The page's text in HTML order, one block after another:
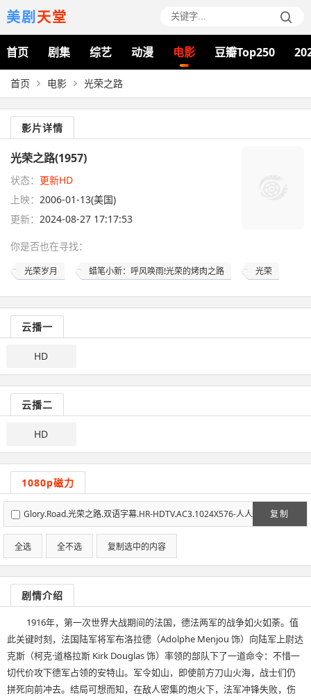
美剧天堂
首页 剧集 综艺 动漫 电影 豆瓣Top250
首页 电影 光荣之路
影片详情
光荣之路(1957)
状态： 更新HD
上映： 2006-01-13(美国)
更新： 2024-08-27 17:17:53
你是否也在寻找：
光荣岁月 蜡笔小新：呼风唤雨!光荣的烤肉之路 光荣
云播一
HD
云播二
HD
1080p磁力
复制
Glory.Road.光荣之路.双语字幕.HR-HDTV.AC3.1024X576-人人
影视制作.mkv
全选 全不选 复制选中的内容
剧情介绍
1916年，第一次世界大战期间的法国，德法两军的战争如火如荼。值
此关键时刻，法国陆军将军布洛拉德（Adolphe Menjou 饰）向陆军上尉达
克斯（柯克·道格拉斯 Kirk Douglas 饰）率领的部队下了一道命令：不惜一
切代价攻下德军占领的安特山。军令如山，即使前方刀山火海，战士们仍
拼死向前冲去。结局可想而知，在敌人密集的炮火下，法军冲锋失败，伤